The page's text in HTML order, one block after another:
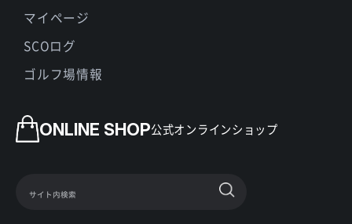
ONLINE SHOP公式オンラインショップ
マイページ
SCOログ
ゴルフ場情報